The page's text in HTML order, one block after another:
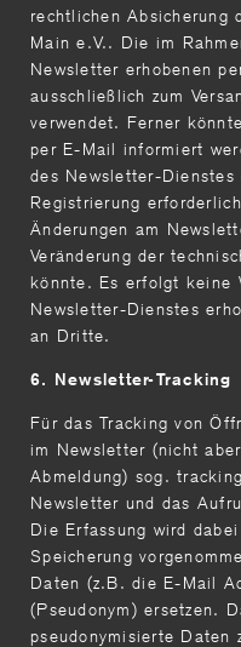
rechtlichen Absicherung
Main e.V.. Die im
Newsletter erhobenen
ausschließlich zum
verwendet. Ferner
per E-Mail informiert
des Newsletter-Dienstes
Registrierung
Änderungen am
Veränderung der
könnte. Es erfolgt keine
Newsletter-Dienstes
an Dritte.
6. Newsletter-Tracking
Für das Tracking von
im Newsletter (nicht
Abmeldung) sog.
Newsletter und das
Die Erfassung wird
Speicherung
Daten (z.B. die E-Mail
(Pseudonym) ersetzen.
pseudonymisierte Daten